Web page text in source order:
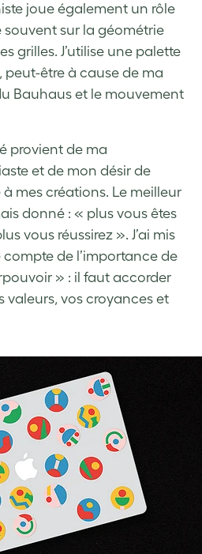
joue également un rôle
souvent sur la géométrie
grilles. J’utilise une palette
peut-être à cause de ma
Bauhaus et le mouvement
provient de ma
et de mon désir de
mes créations. Le meilleur
donné : « plus vous êtes
vous réussirez ». J’ai mis
de l’importance de
» : il faut accorder
valeurs, vos croyances et